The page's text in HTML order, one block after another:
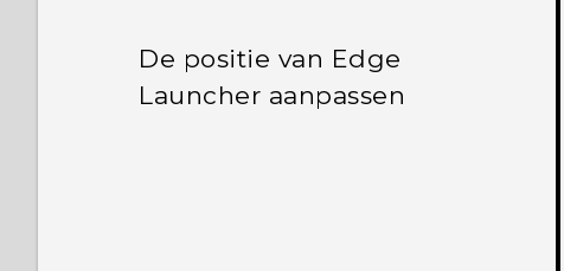
De positie van Edge
Launcher aanpassen